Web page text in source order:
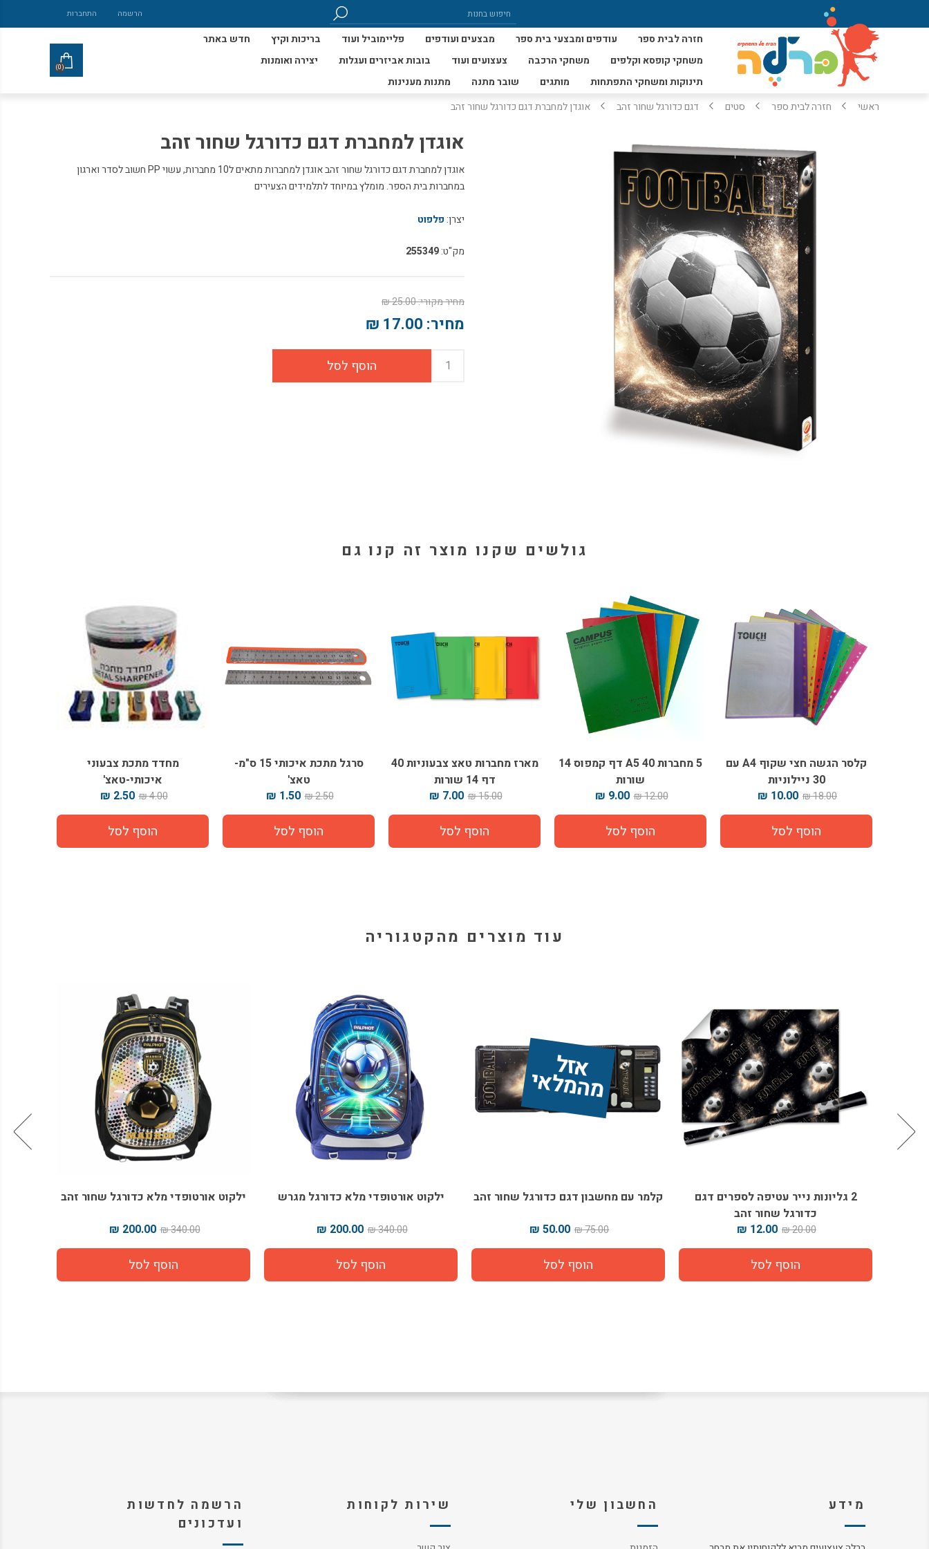
הרשמה התחברות
חזרה לבית ספר עודפים ומבצעי בית ספר מבצעים ועודפים פליימוביל ועוד בריכות וקיץ
חדש באתר
משחקי קופסא וקלפים
משחקי הרכבה צעצועים ועוד בובות אביזרים ועגלות
יצירה ואומנות
תינוקות ומשחקי התפתחות
מותגים שובר מתנה מתנות מענינות
(0)
ראשי חזרה לבית ספר סטים דגם כדורגל שחור זהב אוגדן למחברת דגם כדורגל שחור זהב
אוגדן למחברת דגם כדורגל שחור זהב
אוגדן למחברת דגם כדורגל שחור זהב אוגדן למחברות מתאים ל10 מחברות, עשוי PP חשוב לסדר וארגון
במחברות בית הספר. מומלץ במיוחד לתלמידים הצעירים
יצרן: פלפוט
מק"ט:255349
מחיר מקורי:25.00 ₪
מחיר: 17.00 ₪
גולשים שקנו מוצר זה קנו גם
קלסר הגשה חצי שקוף A4 עם
30 ניילוניות
18.00 ₪
10.00 ₪
5 מחברות A5 40 דף קמפוס 14
שורות
12.00 ₪
9.00 ₪
מארז מחברות טאצ צבעוניות 40
דף 14 שורות
15.00 ₪
7.00 ₪
סרגל מתכת איכותי 15 ס"מ-
טאצ'
2.50 ₪
1.50 ₪
מחדד מתכת צבעוני
איכותי-טאצ'
4.00 ₪
2.50 ₪
עוד מוצרים מהקטגוריה
2 גליונות נייר עטיפה לספרים דגם
כדורגל שחור זהב
20.00 ₪
12.00 ₪
אז
ל
מ
ה
מ
ל
אי
קלמר עם מחשבון דגם כדורגל שחור זהב
75.00 ₪
50.00 ₪
ילקוט אורטופדי מלא כדורגל מגרש
340.00 ₪
200.00 ₪
ילקוט אורטופדי מלא כדורגל שחור זהב
340.00 ₪
200.00 ₪
מידע החשבון שלי שירות לקוחות
הרשמה לחדשות
ועדכונים